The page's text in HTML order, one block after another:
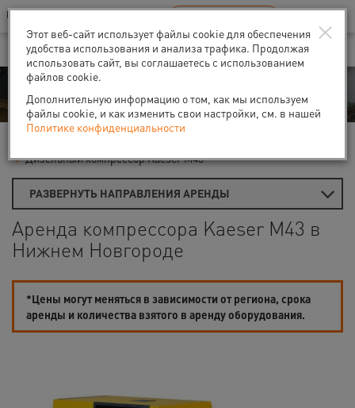
Ваш город:Нижний Новгород
В Вашем регионе нет наших офисов RU EN
Аренда
Дизельный компрессор Kaeser M43
РАЗВЕРНУТЬ НАПРАВЛЕНИЯ АРЕНДЫ
Аренда компрессора Kaeser M43 в
Нижнем Новгороде
*Цены могут меняться в зависимости от региона, срока
аренды и количества взятого в аренду оборудования.
×
Этот веб-сайт использует файлы cookie для обеспечения
удобства использования и анализа трафика. Продолжая
использовать сайт, вы соглашаетесь с использованием
файлов cookie.
Дополнительную информацию о том, как мы используем
файлы cookie, и как изменить свои настройки, см. в нашей
Политике конфиденциальности